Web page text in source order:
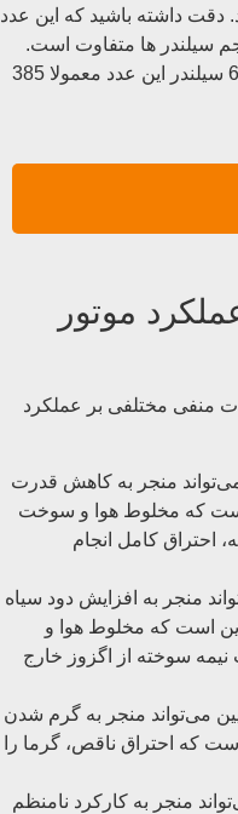
دقت داشته باشید که این عدد
سیلندر ها متفاوت است.
بطور مثال برای موتور های ولوو 6 سیلندر این عدد معمولا 385
موتور
منفی مختلفی بر عملکرد
منجر به کاهش قدرت
است که مخلوط هوا و سوخت
احتراق کامل انجام
منجر به افزایش دود سیاه
این است که مخلوط هوا و
سوخته از اگزوز خارج
می‌تواند منجر به گرم شدن
که احتراق ناقص، گرما را
منجر به کارکرد نامنظم